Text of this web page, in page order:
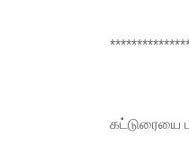
கட்டுரையை